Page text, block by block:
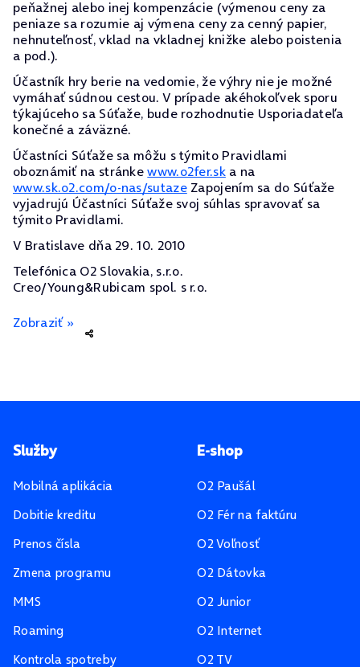
peňažnej alebo inej kompenzácie (výmenou ceny za
peniaze sa rozumie aj výmena ceny za cenný papier,
nehnuteľnosť, vklad na vkladnej knižke alebo poistenia
a pod.).
Účastník hry berie na vedomie, že výhry nie je možné
vymáhať súdnou cestou. V prípade akéhokoľvek sporu
týkajúceho sa Súťaže, bude rozhodnutie Usporiadateľa
konečné a záväzné.
Účastníci Súťaže sa môžu s týmito Pravidlami
oboznámiť na stránkewww.o2fer.ska na
www.sk.o2.com/o-nas/sutazeZapojením sa do Súťaže
vyjadrujú Účastníci Súťaže svoj súhlas spravovať sa
týmito Pravidlami.
V Bratislave dňa 29. 10. 2010
Telefónica O2 Slovakia, s.r.o.
Creo/Young&Rubicam spol. s r.o.
Zobraziť »
Pätička stránky
Služby
Mobilná aplikácia
Dobitie kreditu
Prenos čísla
Zmena programu
MMS
Roaming
Kontrola spotreby
E-shop
O2 Paušál
O2 Fér na faktúru
O2 Voľnosť
O2 Dátovka
O2 Junior
O2 Internet
O2 TV